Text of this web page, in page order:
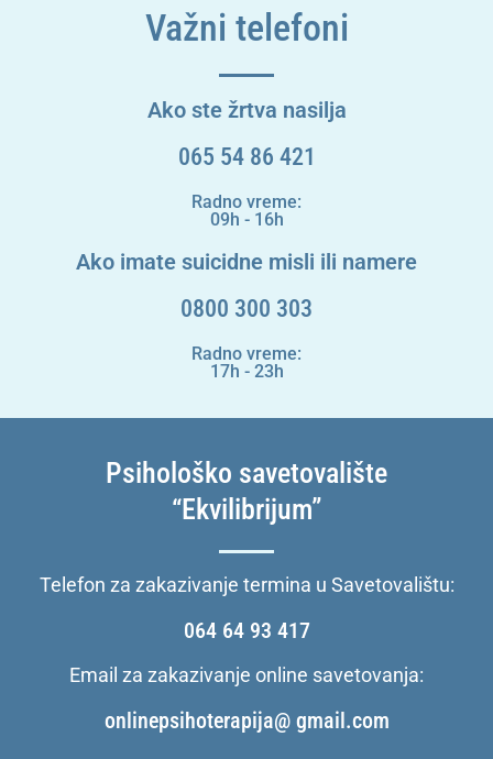
Važni telefoni
Ako ste žrtva nasilja
065 54 86 421
Radno vreme:
09h - 16h
Ako imate suicidne misli ili namere
0800 300 303
Radno vreme:
17h - 23h
Psihološko savetovalište
“Ekvilibrijum”
Telefon za zakazivanje termina u Savetovalištu:
064 64 93 417
Email za zakazivanje online savetovanja:
onlinepsihoterapija@ gmail.com